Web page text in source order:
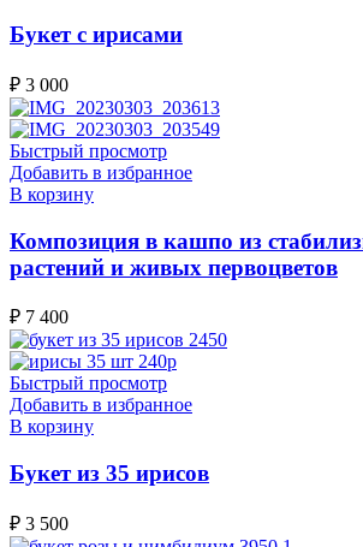
Букет с ирисами
₽ 3 000
Быстрый просмотр
Добавить в избранное
В корзину
Композиция в кашпо из
растений и живых первоцветов
₽ 7 400
Быстрый просмотр
Добавить в избранное
В корзину
Букет из 35 ирисов
₽ 3 500